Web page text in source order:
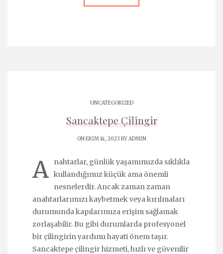
UNCATEGORIZED
Sancaktepe Çilingir
ON EKIM 14, 2023 BYADMIN
A
nahtarlar, günlük yaşamımızda sıklıkla
kullandığımız küçük ama önemli
nesnelerdir. Ancak zaman zaman
anahtarlarımızı kaybetmek veya kırılmaları
durumunda kapılarımıza erişim sağlamak
zorlaşabilir. Bu gibi durumlarda profesyonel
bir çilingirin yardımı hayati önem taşır.
Sancaktepe çilingir hizmeti, hızlı ve güvenilir